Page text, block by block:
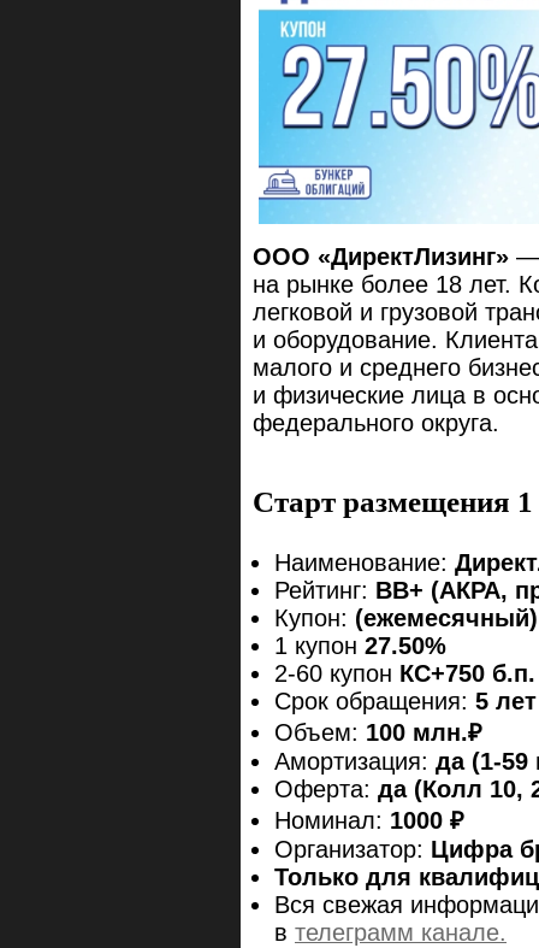
ООО «ДиректЛизинг» —
на рынке более 18 лет.
легковой и грузовой
и оборудование.
малого и среднего
и физические лица в
федерального округа.
Старт размещения
Наименование:
Рейтинг: ВВ+ (АКРА,
Купон: (ежемесячный)
1 купон 27.50%
2-60 купон КС+750 б.п.
Срок обращения: 5 лет
Объем: 100 млн.₽
Амортизация: да (1-59
Оферта: да (Колл 10,
Номинал: 1000 ₽
Организатор: Цифра
Только для
Вся свежая
в телеграмм канале.